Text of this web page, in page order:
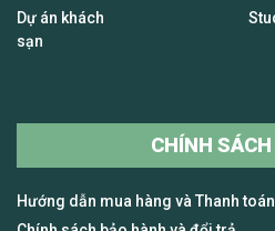
Dự án khách
sạn
CHÍNH
Hướng dẫn mua hàng và Thanh toán